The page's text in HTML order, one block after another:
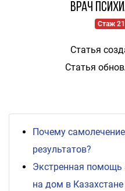
Врач
Стаж
Статья
Статья
Почему
результатов?
Экстренная
на дом в Казахстане